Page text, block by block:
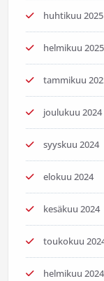
huhtikuu 2025
helmikuu 2025
tammikuu
joulukuu 2024
syyskuu 2024
elokuu 2024
kesäkuu 2024
toukokuu
helmikuu 2024